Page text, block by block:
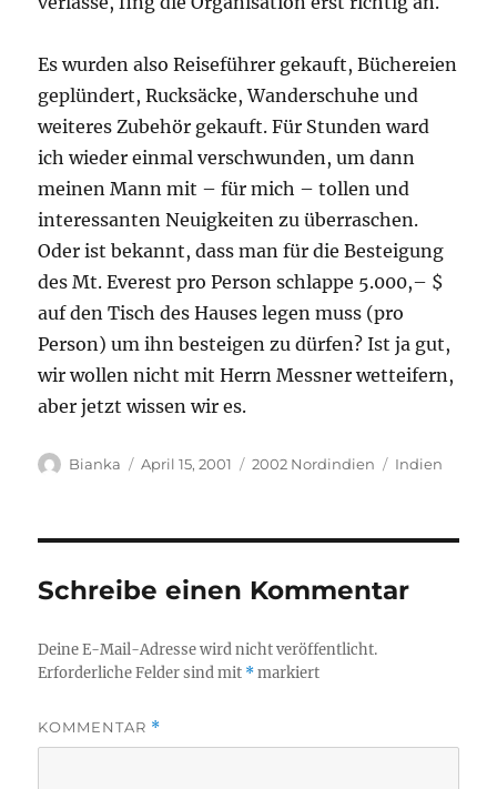
Es wurden also Reiseführer gekauft, Büchereien
geplündert, Rucksäcke, Wanderschuhe und
weiteres Zubehör gekauft. Für Stunden ward
ich wieder einmal verschwunden, um dann
meinen Mann mit – für mich – tollen und
interessanten Neuigkeiten zu überraschen.
Oder ist bekannt, dass man für die Besteigung
des Mt. Everest pro Person schlappe 5.000,– $
auf den Tisch des Hauses legen muss (pro
Person) um ihn besteigen zu dürfen? Ist ja gut,
wir wollen nicht mit Herrn Messner wetteifern,
aber jetzt wissen wir es.
Autor
Bianka
Veröffentlicht
April 15, 2001 Kategorien
2002 Nordindien Schlagwörter
Indien
Schreibe einen Kommentar
Deine E-Mail-Adresse wird nicht veröffentlicht.
Erforderliche Felder sind mit *markiert
KOMMENTAR *